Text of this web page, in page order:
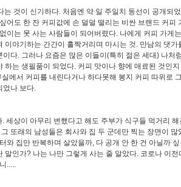
것이 신기하다. 처음엔 약 일 주일치 동선이 공개되
어도 한 잔 커피값에 손 덜덜 떨리는 비싼 브랜드 커피
이는 못 사는 사람들이 되어버렸다. 나에게 커피 가게
야기하는 간간이 홀짝거리며 마시는 것. 만남의 댓가
다. 그러나 요즘은 많은 이들이(특히 젊은 세대) 나처
하는 생필품이 되었다. 커피 맛이나 향에 매료된 것인
에서 커피를 내린다거나 하다못해 봉지 커피 따위로
었나 보다.
세상이 아무리 변했다고 해도 주부가 식구들 먹거리 해
또래의 남성들은 회사와 집 두 군데만 찍는 장면이 많
와 집만 반복하며 살았을까, 다 공개 안 한 건 아닐까
인가? 나는 나만 그렇게 사는 줄 알았다. 코로나 이전
.....